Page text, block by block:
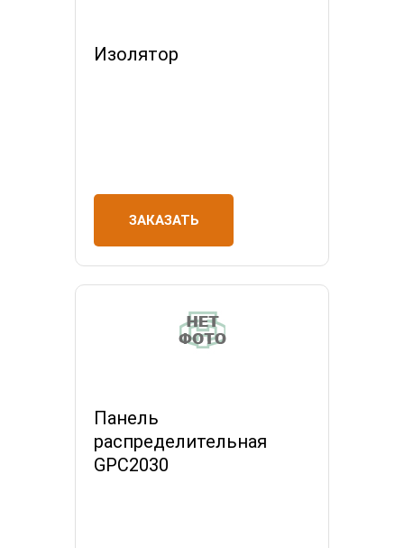
Изолятор
ЗАКАЗАТЬ
Панель
распределительная
GPC2030